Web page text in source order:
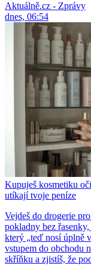
Aktuálně.cz - Zprávy
dnes, 06:54
Kupuješ kosmetiku
utíkají tvoje peníze
Vejdeš do drogerie
pokladny bez
který „teď nosí úplně
vstupem do obchodu
skříňku a zjistíš, že